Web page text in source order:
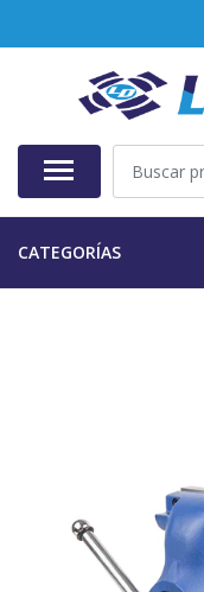
CATEGORÍAS